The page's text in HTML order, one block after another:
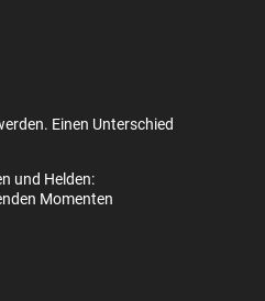
Einen Unterschied
und Helden:
Momenten